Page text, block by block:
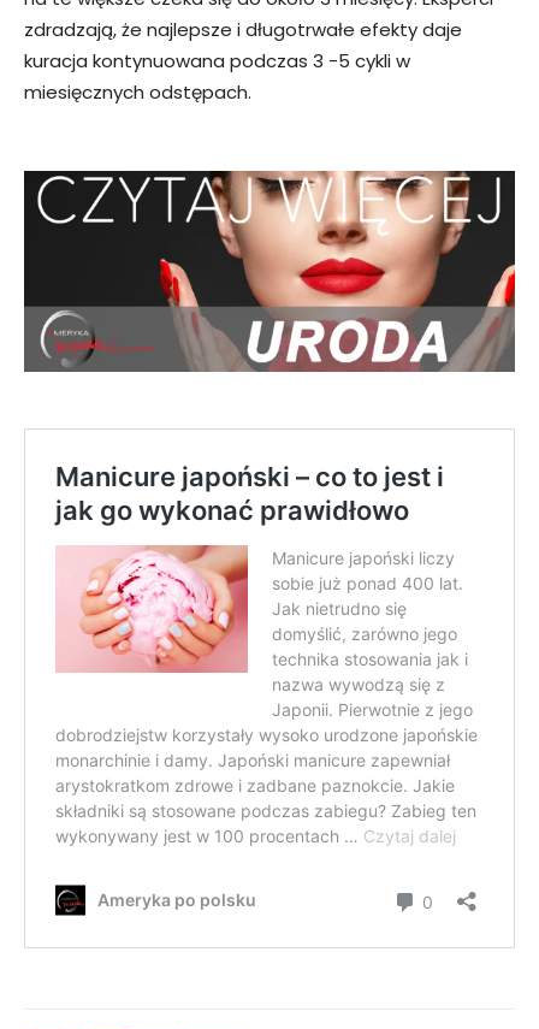
zdradzają, że najlepsze i długotrwałe efekty daje
kuracja kontynuowana podczas 3 -5 cykli w
miesięcznych odstępach.